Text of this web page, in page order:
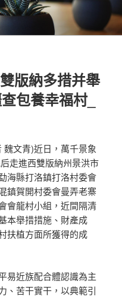
版納多措并舉
包養幸福村_
文青)近日，萬千景象
走進西雙版納州景洪市
海縣打洛鎮打洛村委會
鎮賀開村委會曼弄老寨
會龍村小組，近間隔清
本舉措措施、財產成
扶植方面所獲得的成
易近族配合體認識為主
、苦干實干，以典範引